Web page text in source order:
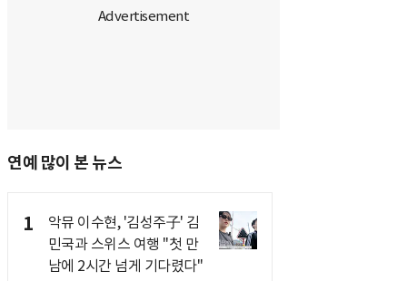
연예 많이 본 뉴스
1
악뮤 이수현, '김성주子' 김
민국과 스위스 여행 "첫 만
남에 2시간 넘게 기다렸다"